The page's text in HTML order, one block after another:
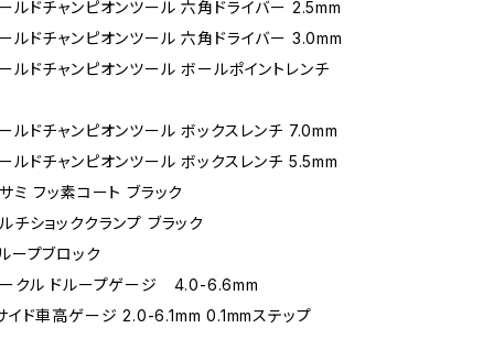
ルドチャンピオンツール 六角ドライバー 2.5mm
ルドチャンピオンツール 六角ドライバー 3.0mm
ルドチャンピオンツール ボールポイントレンチ
ルドチャンピオンツール ボックスレンチ 7.0mm
ルドチャンピオンツール ボックスレンチ 5.5mm
ミ フッ素コート ブラック
ショッククランプ ブラック
ープブロック
クル ドループゲージ 4.0-6.6mm
ド車高ゲージ 2.0-6.1mm 0.1mmステップ